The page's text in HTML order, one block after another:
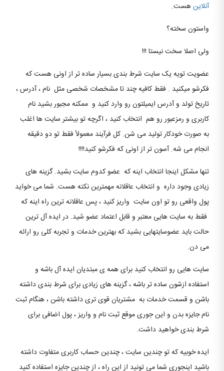
آنلاینهست.
واستون سخته؟
ولی اصلا سخت نیستا !!!
عضویت تویه یک سایت شرط بندی بسیار ساده تر از اونی هست که
فکرشو میکنید . فقط کافیه چند تا مشخصات شخصی مثل نام ، آدرس ،
تاریخ تولد و آدرس ایمیلتون رو وارد کنید و ممکنه مجبور بشید نام
کاربری و رمزعبور رو هم انتخاب کنید ، اگرچه تو بیشتر سایت ها اغلب
به صورت خودکار تولید می شن. کل فرآیند معمولاً فقط تو دو دقیقه
انجام می شه. آسون تر از اونی که فکرشو کنید!!!!
تنها مشکل اینجا انتخاب اینه که عضو کدوم سایت بشید. گزینه های
زیادی وجود داره و انتخاب عاقلانه مهمترین نکته هست. شما می خواید
پول واقعی رو تو اون سایت واریز کنید ، پس عاقلانه ترین راه اینه که
فقط به سایت هایی معتبر و قابل اعتماد عضو شید. در ایده آل ترین
حالت باید عضوسایتهایی بشید که بهترین خدمات و تجربه کلی رو ارائه
می دن.
سایت هایی رو انتخاب کنید برای همه ی مبتدیان ایده آل باشه و
استفاده ازشون ساده تر باشه ، گزینه های زیادی برای شرط بندی داشته
باشن و قسمت خدمات به مشتریان قوی تری داشته باشن ، هنگام ثبت
نام جایزه بدن و این جوری موقع ثبت نام و واریز ، پول اضافی برای
شرط بندی خواهید داشت.
ایده خوبیه که تو چندین سایت ، چندین حساب کاربری متفاوت داشته
باشید اینجوری شما می تونید از این راه ، از چندین جایزه استفاده کنید